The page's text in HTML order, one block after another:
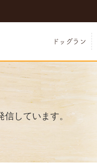
ドッグラン
しています。